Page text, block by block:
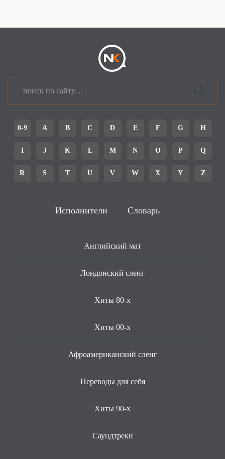
0-9 A B C D E F G H
I J K L M N O P Q
R S T U V W X Y Z
Исполнители Словарь
Английский мат
Лондонский сленг
Хиты 80-х
Хиты 00-х
Афроамериканский сленг
Переводы для себя
Хиты 90-х
Саундтреки